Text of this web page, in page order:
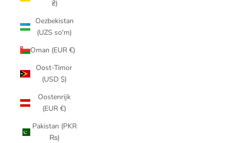
₴)
Oezbekistan
(UZS so'm)
Oman (EUR €)
Oost-Timor
(USD $)
Oostenrijk
(EUR €)
Pakistan (PKR
₨)